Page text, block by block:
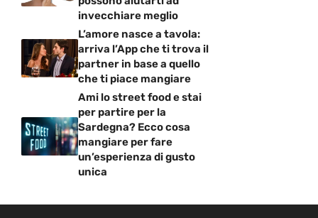
invecchiare meglio
L’amore nasce a tavola:
arriva l’App che ti trova il
partner in base a quello
che ti piace mangiare
Ami lo street food e stai
per partire per la
Sardegna? Ecco cosa
mangiare per fare
un’esperienza di gusto
unica